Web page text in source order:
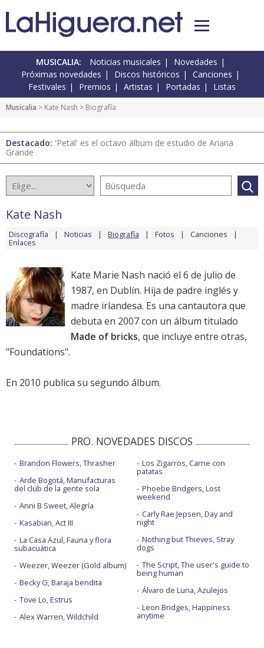
MUSICALIA: Noticias musicales
Novedades
Próximas novedades
Discos históricos
Canciones
Festivales
Premios Artistas Portadas Listas
Musicalia > Kate Nash > Biografía
Destacado: 'Petal' es el octavo álbum de estudio de Ariana
Grande
Kate Nash
Discografía Noticias Biografía Fotos Canciones
Enlaces
Kate Marie Nash nació el 6 de julio de
1987, en Dublín. Hija de padre inglés y
madre irlandesa. Es una cantautora que
debuta en 2007 con un álbum titulado
Made of bricks, que incluye entre otras,
"Foundations".
En 2010 publica su segundo álbum.
PRO. NOVEDADES DISCOS
Brandon Flowers, Thrasher
Arde Bogotá, Manufacturas
del club de la gente sola
Anni B Sweet, Alegría
Kasabian, Act III
La Casa Azul, Fauna y flora
subacuática
Weezer, Weezer (Gold album)
Becky G, Baraja bendita
Tove Lo, Estrus
Alex Warren, Wildchild
Los Zigarros, Carne con
patatas
Phoebe Bridgers, Lost
weekend
Carly Rae Jepsen, Day and
night
Nothing but Thieves, Stray
dogs
The Script, The user's guide to
being human
Álvaro de Luna, Azulejos
Leon Bridges, Happiness
anytime